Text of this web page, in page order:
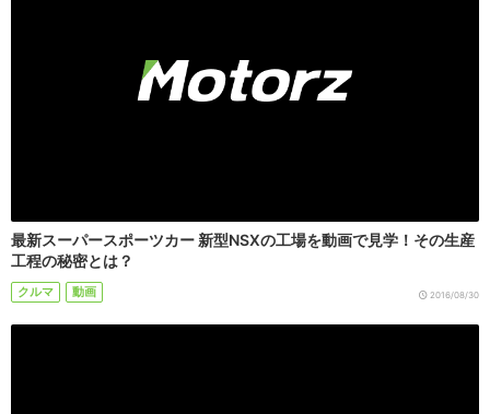
最新スーパースポーツカー 新型NSXの工場を動画で見学！その生産
工程の秘密とは？
クルマ 動画 2016/08/30